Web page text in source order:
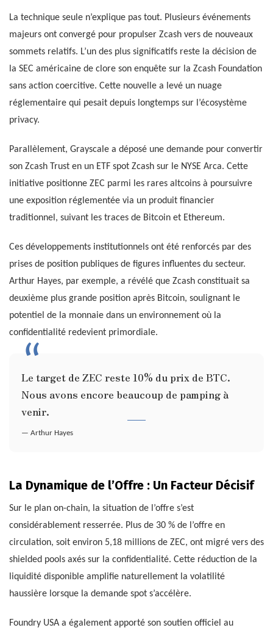
La technique seule n’explique pas tout. Plusieurs événements
majeurs ont convergé pour propulser Zcash vers de nouveaux
sommets relatifs. L’un des plus significatifs reste la décision de
la SEC américaine de clore son enquête sur la Zcash Foundation
sans action coercitive. Cette nouvelle a levé un nuage
réglementaire qui pesait depuis longtemps sur l’écosystème
privacy.
Parallèlement, Grayscale a déposé une demande pour convertir
son Zcash Trust en un ETF spot Zcash sur le NYSE Arca. Cette
initiative positionne ZEC parmi les rares altcoins à poursuivre
une exposition réglementée via un produit financier
traditionnel, suivant les traces de Bitcoin et Ethereum.
Ces développements institutionnels ont été renforcés par des
prises de position publiques de figures influentes du secteur.
Arthur Hayes, par exemple, a révélé que Zcash constituait sa
deuxième plus grande position après Bitcoin, soulignant le
potentiel de la monnaie dans un environnement où la
confidentialité redevient primordiale.
Le target de ZEC reste 10% du prix de BTC.
Nous avons encore beaucoup de pamping à
venir.
— Arthur Hayes
La Dynamique de l’Offre : Un Facteur Décisif
Sur le plan on-chain, la situation de l’offre s’est
considérablement resserrée. Plus de 30 % de l’offre en
circulation, soit environ 5,18 millions de ZEC, ont migré vers des
shielded pools axés sur la confidentialité. Cette réduction de la
liquidité disponible amplifie naturellement la volatilité
haussière lorsque la demande spot s’accélère.
Foundry USA a également apporté son soutien officiel au